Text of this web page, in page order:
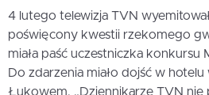
4 lutego telewizja TVN
poświęcony kwestii rzekomego
miała paść uczestniczka konkursu
Do zdarzenia miało dojść w
Łukowem. „Dziennikarze TVN nie